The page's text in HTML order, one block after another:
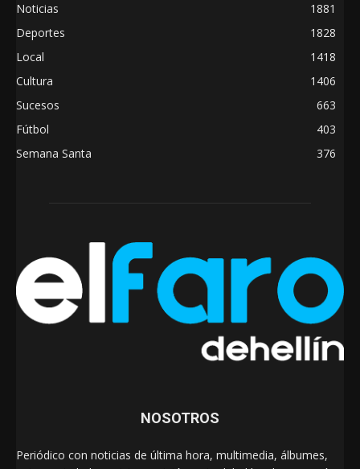
Noticias
1881
Deportes
1828
Local
1418
Cultura
1406
Sucesos
663
Fútbol
403
Semana Santa
376
NOSOTROS
Periódico con noticias de última hora, multimedia, álbumes,